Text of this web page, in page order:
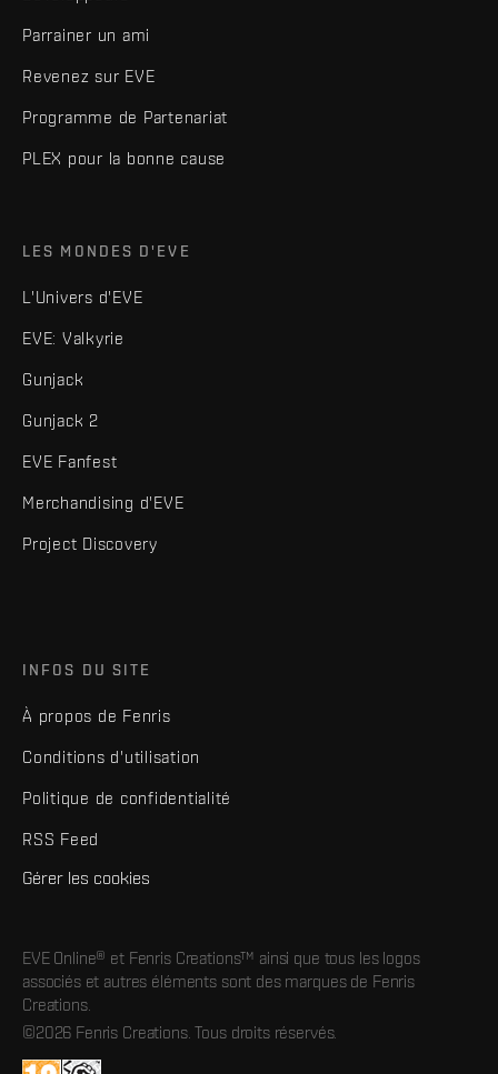
Parrainer un ami
Revenez sur EVE
Programme de Partenariat
PLEX pour la bonne cause
LES MONDES D'EVE
L'Univers d'EVE
EVE: Valkyrie
Gunjack
Gunjack 2
EVE Fanfest
Merchandising d'EVE
Project Discovery
INFOS DU SITE
À propos de Fenris
Conditions d'utilisation
Politique de confidentialité
RSS Feed
Gérer les cookies
EVE Online® et Fenris Creations™ ainsi que tous les logos
associés et autres éléments sont des marques de Fenris
Creations.
©2026 Fenris Creations. Tous droits réservés.